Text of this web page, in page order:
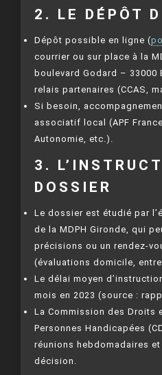
2. LE DÉPÔT
Dépôt possible en ligne (
courrier ou sur place à la
boulevard Godard – 33000
relais partenaires (CCAS,
Si besoin,
associatif local (APF
Autonomie, etc.).
3.
DOSSIER
Le dossier est étudié par
de la MDPH Gironde, qui
précisions ou un rendez-
(évaluations domicile,
Le délai moyen
mois en 2023 (source :
La Commission des Droits
Personnes Handicapées
réunions hebdomadaires
décision.